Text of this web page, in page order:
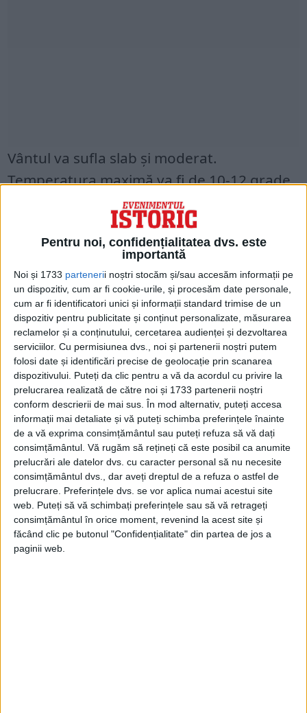
Pentru noi, confidențialitatea dvs. este
importantă
Noi și 1733 partenerii noștri stocăm și/sau accesăm informații pe
un dispozitiv, cum ar fi cookie-urile, și procesăm date personale,
cum ar fi identificatori unici și informații standard trimise de un
dispozitiv pentru publicitate și conținut personalizate, măsurarea
reclamelor și a conținutului, cercetarea audienței și dezvoltarea
serviciilor. Cu permisiunea dvs., noi și partenerii noștri putem
folosi date și identificări precise de geolocație prin scanarea
dispozitivului. Puteți da clic pentru a vă da acordul cu privire la
prelucrarea realizată de către noi și 1733 partenerii noștri
conform descrierii de mai sus. În mod alternativ, puteți accesa
informații mai detaliate și vă puteți schimba preferințele înainte
de a vă exprima consimțământul sau puteți refuza să vă dați
consimțământul. Vă rugăm să rețineți că este posibil ca anumite
prelucrări ale datelor dvs. cu caracter personal să nu necesite
consimțământul dvs., dar aveți dreptul de a refuza o astfel de
prelucrare. Preferințele dvs. se vor aplica numai acestui site
web. Puteți să vă schimbați preferințele sau să vă retrageți
consimțământul în orice moment, revenind la acest site și
făcând clic pe butonul "Confidențialitate" din partea de jos a
paginii web.
Vântul va sufla slab și moderat.
Temperatura maximă va fi de 10-12 grade,
iar cea minimă de 5-6 grade.
Dimineaţa şi noaptea vor fi condiţii de